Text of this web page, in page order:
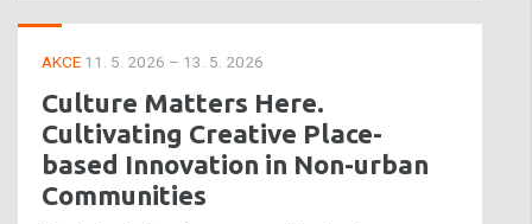
AKCE 11. 5. 2026 – 13. 5. 2026
Culture Matters Here.
Cultivating Creative Place-
based Innovation in Non-urban
Communities